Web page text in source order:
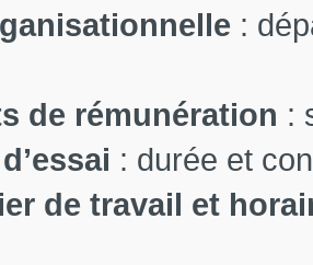
:
de rémunération :
: durée et
de travail et